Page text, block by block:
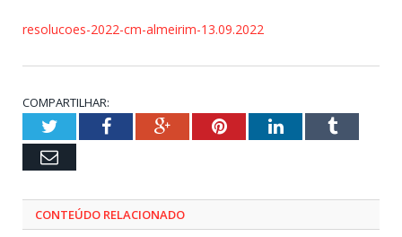
resolucoes-2022-cm-almeirim-13.09.2022
COMPARTILHAR:
TwitterFacebookGoogle+PinterestLinkedInTumblr
Email
CONTEÚDO RELACIONADO